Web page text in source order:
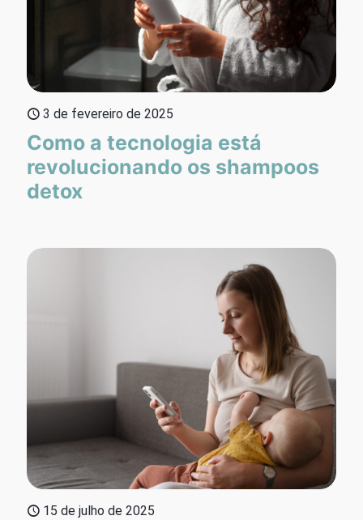
3 de fevereiro de 2025
Como a tecnologia está
revolucionando os shampoos
detox
15 de julho de 2025